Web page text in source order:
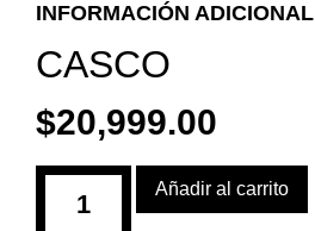
INFORMACIÓN ADICIONAL
CASCO
$20,999.00
Añadir al carrito